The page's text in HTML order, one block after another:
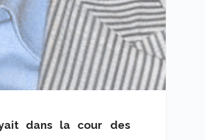
dans la cour des